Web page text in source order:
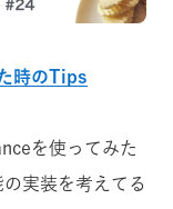
時のTips
を使ってみた
実装を考えてる